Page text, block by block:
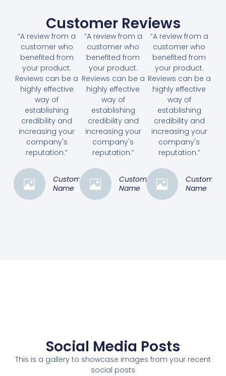
Customer Reviews
“A review from a
customer who
benefited from
your product.
Reviews can be a
highly effective
way of
establishing
credibility and
increasing your
company's
reputation.”
Customer
Name
“A review from a
customer who
benefited from
your product.
Reviews can be a
highly effective
way of
establishing
credibility and
increasing your
company's
reputation.”
Customer
Name
“A review from a
customer who
benefited from
your product.
Reviews can be a
highly effective
way of
establishing
credibility and
increasing your
company's
reputation.”
Customer
Name
Social Media Posts
This is a gallery to showcase images from your recent
social posts